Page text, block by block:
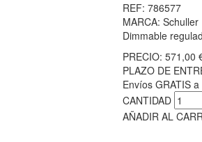
REF: 786577
MARCA: Schuller
Dimmable
PRECIO: 571,00
PLAZO DE
Envíos GRATIS
CANTIDAD
AÑADIR AL